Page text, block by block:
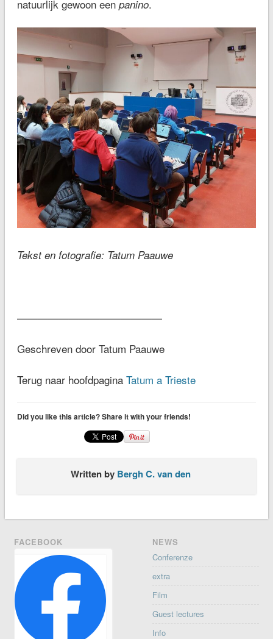
natuurlijk gewoon een panino.
Tekst en fotografie: Tatum Paauwe
——————————————
Geschreven door Tatum Paauwe
Terug naar hoofdpagina Tatum a Trieste
Did you like this article? Share it with your friends!
Written by Bergh C. van den
FACEBOOK
NEWS
Conferenze
extra
Film
Guest lectures
Info